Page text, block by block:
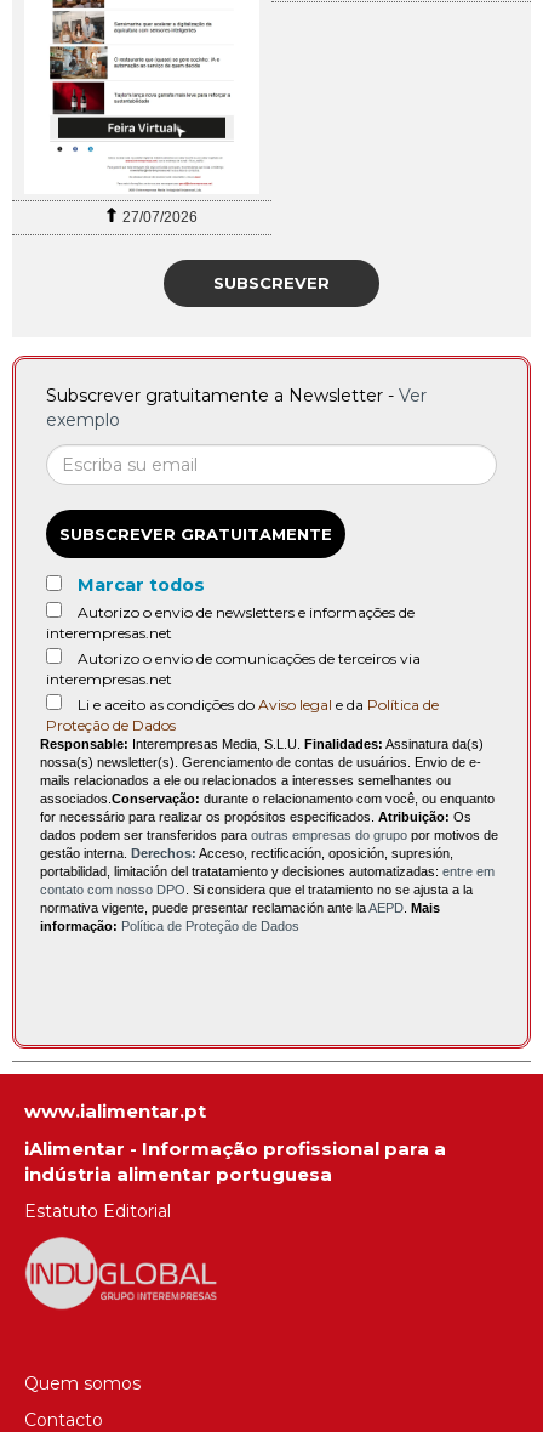
27/07/2026
SUBSCREVER
Subscrever gratuitamente a Newsletter - Ver
exemplo
SUBSCREVER GRATUITAMENTE
Marcar todos
Autorizo o envio de newsletters e informações de
interempresas.net
Autorizo o envio de comunicações de terceiros via
interempresas.net
Li e aceito as condições do Aviso legal e da Política de
Proteção de Dados
Responsable: Interempresas Media, S.L.U. Finalidades: Assinatura da(s)
nossa(s) newsletter(s). Gerenciamento de contas de usuários. Envio de e-
mails relacionados a ele ou relacionados a interesses semelhantes ou
associados. Conservação: durante o relacionamento com você, ou enquanto
for necessário para realizar os propósitos especificados. Atribuição: Os
dados podem ser transferidos para outras empresas do grupo por motivos de
gestão interna. Derechos: Acceso, rectificación, oposición, supresión,
portabilidad, limitación del tratatamiento y decisiones automatizadas: entre em
contato com nosso DPO . Si considera que el tratamiento no se ajusta a la
normativa vigente, puede presentar reclamación ante laAEPD Mais
informação: Política de Proteção de Dados
www.ialimentar.pt
iAlimentar - Informação profissional para a
indústria alimentar portuguesa
Estatuto Editorial
Quem somos
Contacto